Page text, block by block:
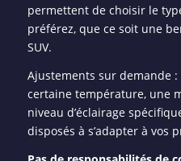
permettent de choisir le
préférez, que ce soit une
SUV.
Ajustements sur demande
certaine température, une
niveau d’éclairage
disposés à s’adapter à vos